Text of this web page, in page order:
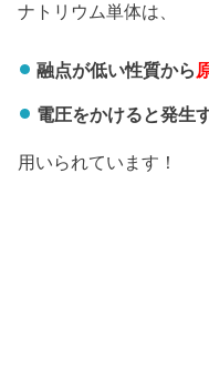
ナトリウム単体は、
融点が低い性質から
電圧をかけると発生
用いられています！